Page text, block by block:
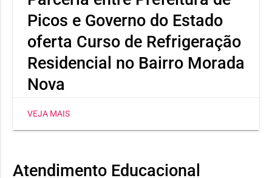
Picos e Governo do Estado
oferta Curso de Refrigeração
Residencial no Bairro Morada
Nova
SETRE oferece aulas práticas em uma unidade móvel
totalmente equipada
VEJA MAIS
Atendimento Educacional